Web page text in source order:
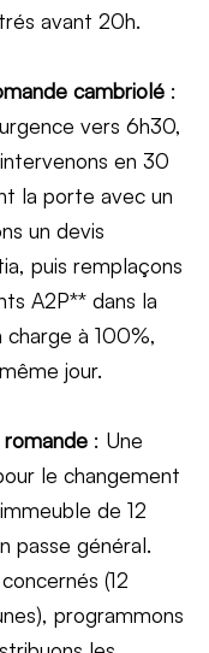
avant 20h.
cambriolé :
vers 6h30,
en 30
la porte avec un
un devis
puis remplaçons
A2P** dans la
charge à 100%,
jour.
: Une
le changement
de 12
passe général.
(12
programmons